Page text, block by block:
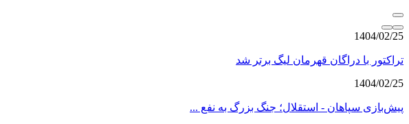
1404/02/25
تراکتور با دراگان قهرمان لیگ برتر شد
1404/02/25
پیش‌بازی سپاهان - استقلال؛ جنگ بزرگ به نفع ...